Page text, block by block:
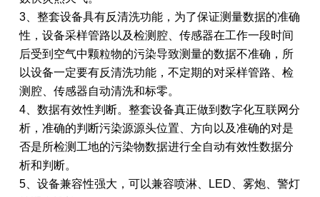
3、整套设备具有反清洗功能，为了保证测量数据的准确
性，设备采样管路以及检测腔、传感器在工作一段时间
后受到空气中颗粒物的污染导致测量的数据不准确，所
以设备一定要有反清洗功能，不定期的对采样管路、检
测腔、传感器自动清洗和标零。
4、数据有效性判断。整套设备真正做到数字化互联网分
析，准确的判断污染源源头位置、方向以及准确的对是
否是所检测工地的污染物数据进行全自动有效性数据分
析和判断。
5、设备兼容性强大，可以兼容喷淋、LED、雾炮、警灯